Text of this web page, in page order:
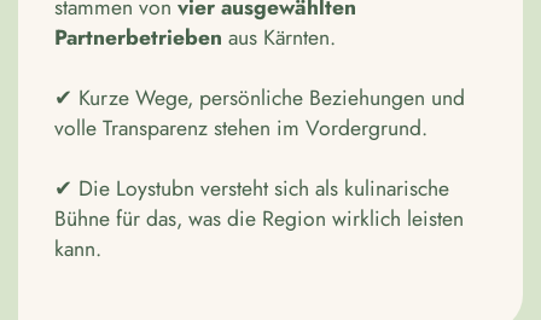
stammen von vier ausgewählten
Partnerbetrieben aus Kärnten.
✔ Kurze Wege, persönliche Beziehungen und
volle Transparenz stehen im Vordergrund.
✔ Die Loystubn versteht sich als kulinarische
Bühne für das, was die Region wirklich leisten
kann.